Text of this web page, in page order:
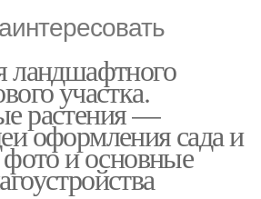
ландшафтного
участка.
растения —
оформления сада и
фото и основные